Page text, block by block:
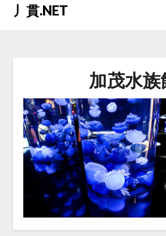
Skip丿貫.NET
加茂水族